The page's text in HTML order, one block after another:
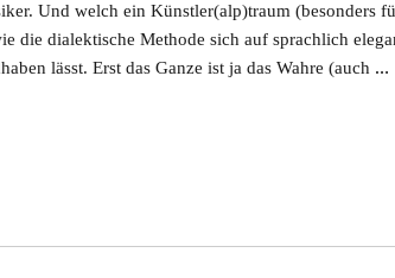
Und welch ein Künstler(alp)traum (besonders
die dialektische Methode sich auf sprachlich
lässt. Erst das Ganze ist ja das Wahre (auch …